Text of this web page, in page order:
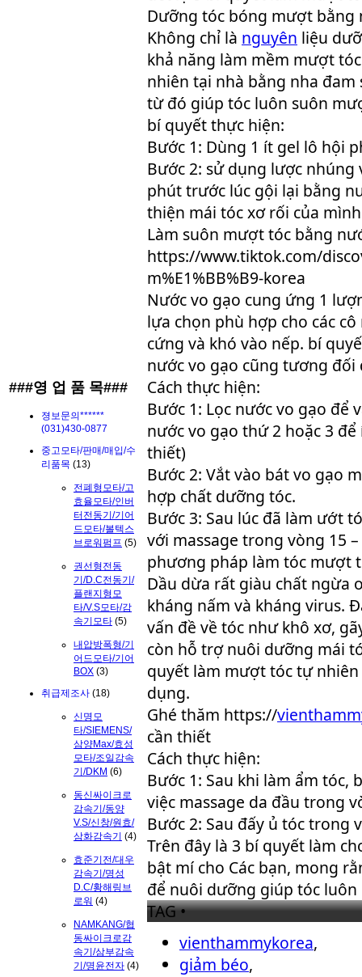
###영 업 품 목###
졍보문의******
(031)430-0877
중고모타/판매/매입/수
리품목 (13)
전폐형모타/고
효율모타/인버
터전동기/기어
드모타/볼텍스
브로워펌프 (5)
권선형전동
기/D.C전동기/
플랜지형모
타/V.S모타/감
속기모타 (5)
내압방폭형/기
어드모타/기어
BOX (3)
취급제조사 (18)
신명모
타/SIEMENS/
삼양Max/효성
모타/조일감속
기/DKM (6)
동신싸이크로
감속기/동양
V.S/신창/원효/
삼화감속기 (4)
효준기전/대우
감속기/명성
D.C/황해링브
로워 (4)
NAMKANG/협
동싸이크로감
속기/삼부감속
기/명윤전자 (4)
Dưỡng tóc bóng mượt bằng
Không chỉ là nguyên liệu
khả năng làm mềm mượt
nhiên tại nhà bằng nha đam
từ đó giúp tóc luôn suôn
bí quyết thực hiện:
Bước 1: Dùng 1 ít gel lô hội
Bước 2: sử dụng lược nhúng
phút trước lúc gội lại bằng
thiện mái tóc xơ rối của
Làm suôn mượt tóc bằng
https://www.tiktok.com/
m%E1%BB%B9-korea
Nước vo gạo cung ứng 1
lựa chọn phù hợp cho các
cứng và khó vào nếp. bí
nước vo gạo cũng tương đối
Cách thực hiện:
Bước 1: Lọc nước vo gạo để
nước vo gạo thứ 2 hoặc 3
thiết)
Bước 2: Vắt vào bát vo gạo
hợp chất dưỡng tóc.
Bước 3: Sau lúc đã làm ướt
với massage trong vòng 15
phương pháp làm tóc mượt
Dầu dừa rất giàu chất ngừa
kháng nấm và kháng virus.
vấn đề về tóc như khô xơ,
còn hỗ trợ nuôi dưỡng mái
quyết làm mượt tóc tự
dụng.
Ghé thăm https://
cần thiết
Cách thực hiện:
Bước 1: Sau khi làm ẩm tóc,
việc massage da đầu trong
Bước 2: Sau đấy ủ tóc trong
Trên đây là 3 bí quyết làm
bật mí cho Các bạn, mong
để nuôi dưỡng giúp tóc
TAG •
vienthammykorea,
giảm béo,